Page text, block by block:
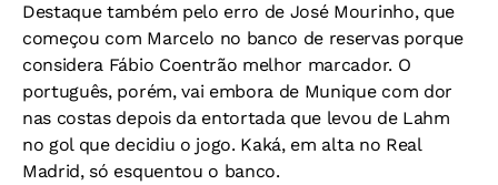
Destaque também pelo erro de José Mourinho, que
começou com Marcelo no banco de reservas porque
considera Fábio Coentrão melhor marcador. O
português, porém, vai embora de Munique com dor
nas costas depois da entortada que levou de Lahm
no gol que decidiu o jogo. Kaká, em alta no Real
Madrid, só esquentou o banco.